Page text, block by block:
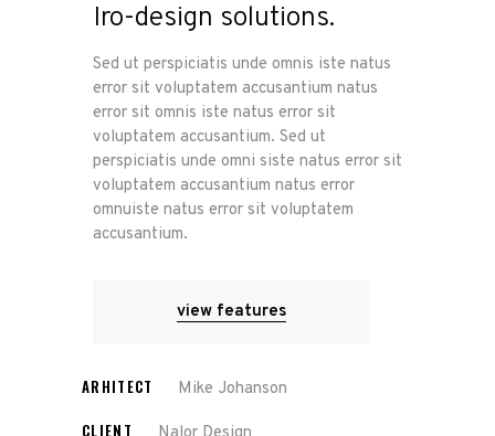
Iro-design solutions.
Sed ut perspiciatis unde omnis iste natus
error sit voluptatem accusantium natus
error sit omnis iste natus error sit
voluptatem accusantium. Sed ut
perspiciatis unde omni siste natus error sit
voluptatem accusantium natus error
omnuiste natus error sit voluptatem
accusantium.
view features
ARHITECT Mike Johanson
CLIENT